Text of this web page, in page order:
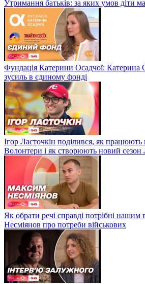
Утримання батьків: за яких умов діти
Фундація Катерини Осадчої: Катерина
зусиль в єдиному фонді
Ігор Ласточкін поділився, як працюють
Волонтери і як створюють новий сезон
Як обрати речі справді потрібні
Несміянов про потреби військових